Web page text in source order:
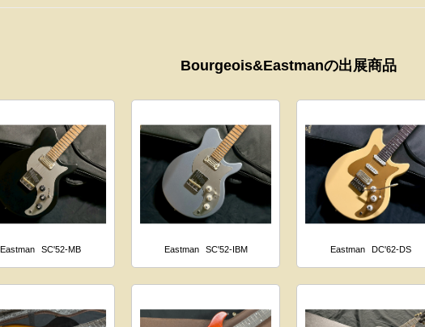
Bourgeois&Eastmanの出展商品
Eastman SC'52-MB Eastman SC'52-IBM Eastman DC'62-DS